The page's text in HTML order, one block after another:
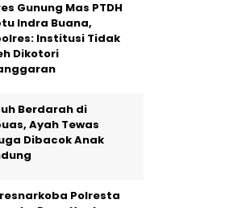
Gunung Mas PTDH
Indra Buana,
Institusi Tidak
Dikotori
Berdarah di
Ayah Tewas
Dibacok Anak
Polresta